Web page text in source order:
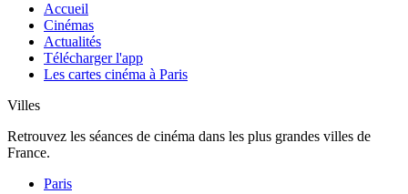
Accueil
Cinémas
Actualités
Télécharger l'app
Les cartes cinéma à Paris
Villes
Retrouvez les séances de cinéma dans les plus grandes villes de
France.
Paris